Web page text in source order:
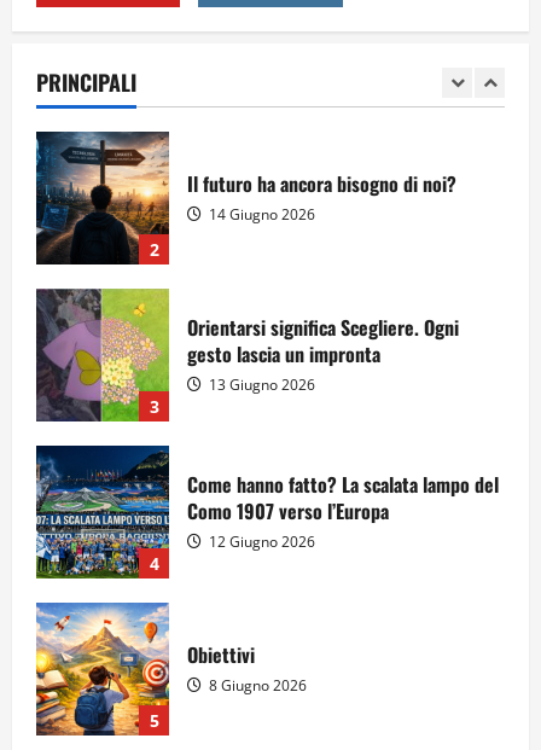
PRINCIPALI
Majorana-Maitani al Festival
2
Il futuro ha ancora bisogno di noi?
14 Giugno 2026
3
Orientarsi significa Scegliere. Ogni
gesto lascia un impronta
13 Giugno 2026
4
Come hanno fatto? La scalata lampo del
Como 1907 verso l’Europa
12 Giugno 2026
5
Obiettivi
8 Giugno 2026